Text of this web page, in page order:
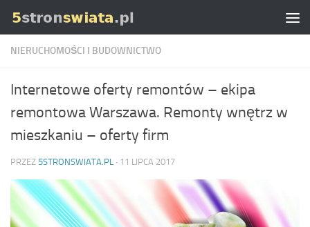
Skip to content
NIERUCHOMOŚCI I BUDOWNICTWO
Internetowe oferty remontów – ekipa
remontowa Warszawa. Remonty wnętrz w
mieszkaniu – oferty firm
PRZEZ 5STRONSWIATA.PL · 11 LIPCA 2017